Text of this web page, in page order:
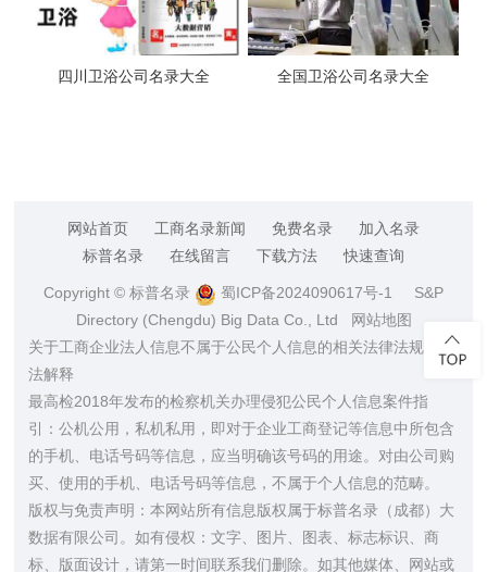
四川卫浴公司名录大全 全国卫浴公司名录大全
网站首页 工商名录新闻 免费名录
加入名录
标普名录
在线留言 下载方法 快速查询
Copyright © 标普名录 蜀ICP备2024090617号-1 S&P
Directory (Chengdu) Big Data Co., Ltd
网站地图
关于工商企业法人信息不属于公民个人信息的相关法律法规及司
法解释
最高检2018年发布的检察机关办理侵犯公民个人信息案件指
引：公机公用，私机私用，即对于企业工商登记等信息中所包含
的手机、电话号码等信息，应当明确该号码的用途。对由公司购
买、使用的手机、电话号码等信息，不属于个人信息的范畴。
版权与免责声明：本网站所有信息版权属于标普名录（成都）大
数据有限公司。如有侵权：文字、图片、图表、标志标识、商
标、版面设计，请第一时间联系我们删除。如其他媒体、网站或